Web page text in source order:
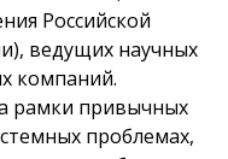
Российской
ведущих научных
компаний.
рамки привычных
проблемах,